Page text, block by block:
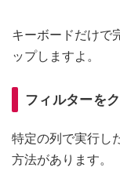
キーボードだけで
ップしますよ。
フィルターを
特定の列で実行し
方法があります。